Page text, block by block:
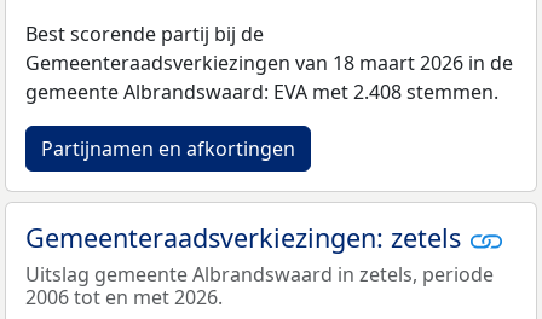
Best scorende partij bij de
Gemeenteraadsverkiezingen van 18 maart 2026 in de
gemeente Albrandswaard: EVA met 2.408 stemmen.
Partijnamen en afkortingen
Gemeenteraadsverkiezingen: zetels
Uitslag gemeente Albrandswaard in zetels, periode
2006 tot en met 2026.